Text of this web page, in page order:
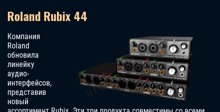
Roland Rubix 44
Компания
Roland
обновила
линейку
аудио-
интерфейсов,
представив
новый